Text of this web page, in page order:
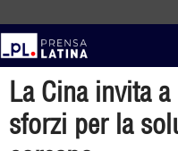
La Cina invita
sforzi per la